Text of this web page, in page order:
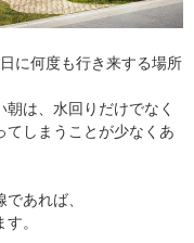
に何度も行き来する場所
は、水回りだけでなく
てしまうことが少なくあ
あれば、
。